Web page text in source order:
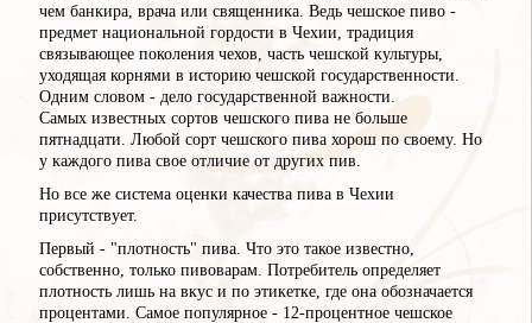
чем банкира, врача или священника. Ведь чешское пиво -
предмет национальной гордости в Чехии, традиция
связывающее поколения чехов, часть чешской культуры,
уходящая корнями в историю чешской государственности.
Одним словом - дело государственной важности.
Самых известных сортов чешского пива не больше
пятнадцати. Любой сорт чешского пива хорош по своему. Но
у каждого пива свое отличие от других пив.
Но все же система оценки качества пива в Чехии
присутствует.
Первый - "плотность" пива. Что это такое известно,
собственно, только пивоварам. Потребитель определяет
плотность лишь на вкус и по этикетке, где она обозначается
процентами. Самое популярное - 12-процентное чешское